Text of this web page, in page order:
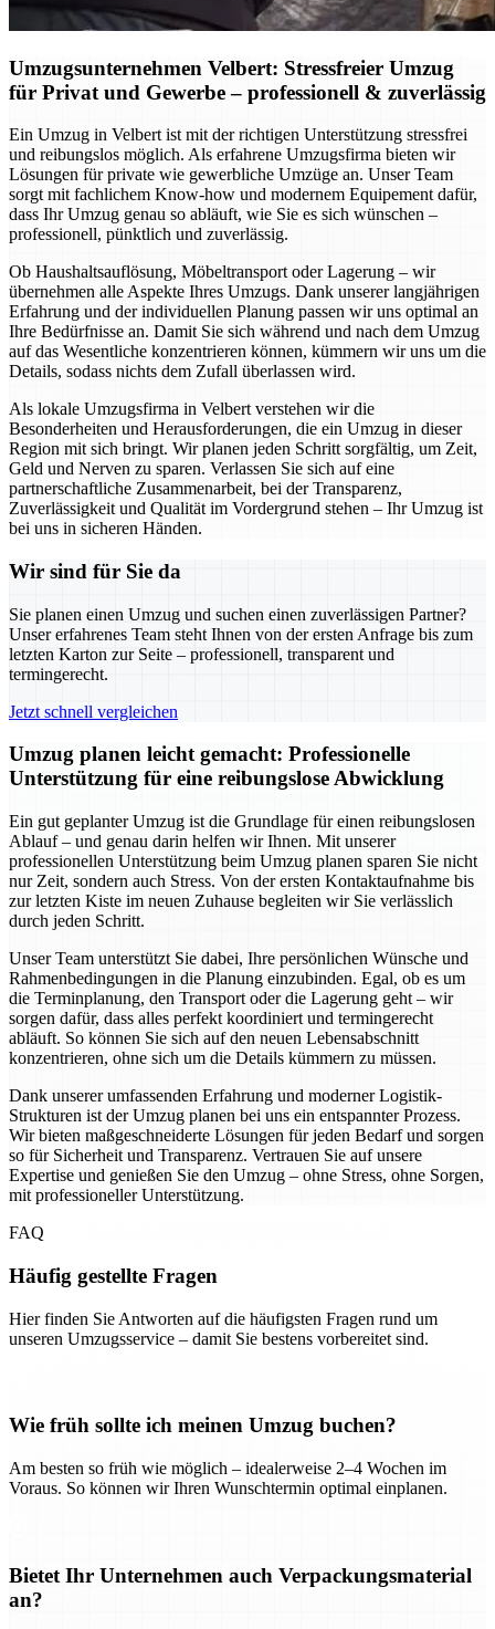
Umzugsunternehmen Velbert: Stressfreier Umzug
für Privat und Gewerbe – professionell & zuverlässig
Ein Umzug in Velbert ist mit der richtigen Unterstützung stressfrei
und reibungslos möglich. Als erfahrene Umzugsfirma bieten wir
Lösungen für private wie gewerbliche Umzüge an. Unser Team
sorgt mit fachlichem Know-how und modernem Equipement dafür,
dass Ihr Umzug genau so abläuft, wie Sie es sich wünschen –
professionell, pünktlich und zuverlässig.
Ob Haushaltsauflösung, Möbeltransport oder Lagerung – wir
übernehmen alle Aspekte Ihres Umzugs. Dank unserer langjährigen
Erfahrung und der individuellen Planung passen wir uns optimal an
Ihre Bedürfnisse an. Damit Sie sich während und nach dem Umzug
auf das Wesentliche konzentrieren können, kümmern wir uns um die
Details, sodass nichts dem Zufall überlassen wird.
Als lokale Umzugsfirma in Velbert verstehen wir die
Besonderheiten und Herausforderungen, die ein Umzug in dieser
Region mit sich bringt. Wir planen jeden Schritt sorgfältig, um Zeit,
Geld und Nerven zu sparen. Verlassen Sie sich auf eine
partnerschaftliche Zusammenarbeit, bei der Transparenz,
Zuverlässigkeit und Qualität im Vordergrund stehen – Ihr Umzug ist
bei uns in sicheren Händen.
Wir sind für Sie da
Sie planen einen Umzug und suchen einen zuverlässigen Partner?
Unser erfahrenes Team steht Ihnen von der ersten Anfrage bis zum
letzten Karton zur Seite – professionell, transparent und
termingerecht.
Jetzt schnell vergleichen
Umzug planen leicht gemacht: Professionelle
Unterstützung für eine reibungslose Abwicklung
Ein gut geplanter Umzug ist die Grundlage für einen reibungslosen
Ablauf – und genau darin helfen wir Ihnen. Mit unserer
professionellen Unterstützung beim Umzug planen sparen Sie nicht
nur Zeit, sondern auch Stress. Von der ersten Kontaktaufnahme bis
zur letzten Kiste im neuen Zuhause begleiten wir Sie verlässlich
durch jeden Schritt.
Unser Team unterstützt Sie dabei, Ihre persönlichen Wünsche und
Rahmenbedingungen in die Planung einzubinden. Egal, ob es um
die Terminplanung, den Transport oder die Lagerung geht – wir
sorgen dafür, dass alles perfekt koordiniert und termingerecht
abläuft. So können Sie sich auf den neuen Lebensabschnitt
konzentrieren, ohne sich um die Details kümmern zu müssen.
Dank unserer umfassenden Erfahrung und moderner Logistik-
Strukturen ist der Umzug planen bei uns ein entspannter Prozess.
Wir bieten maßgeschneiderte Lösungen für jeden Bedarf und sorgen
so für Sicherheit und Transparenz. Vertrauen Sie auf unsere
Expertise und genießen Sie den Umzug – ohne Stress, ohne Sorgen,
mit professioneller Unterstützung.
FAQ
Häufig gestellte Fragen
Hier finden Sie Antworten auf die häufigsten Fragen rund um
unseren Umzugsservice – damit Sie bestens vorbereitet sind.
Wie früh sollte ich meinen Umzug buchen?
Am besten so früh wie möglich – idealerweise 2–4 Wochen im
Voraus. So können wir Ihren Wunschtermin optimal einplanen.
Bietet Ihr Unternehmen auch Verpackungsmaterial
an?